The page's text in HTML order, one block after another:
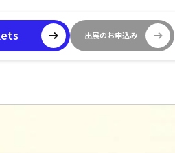
出展のお申込み